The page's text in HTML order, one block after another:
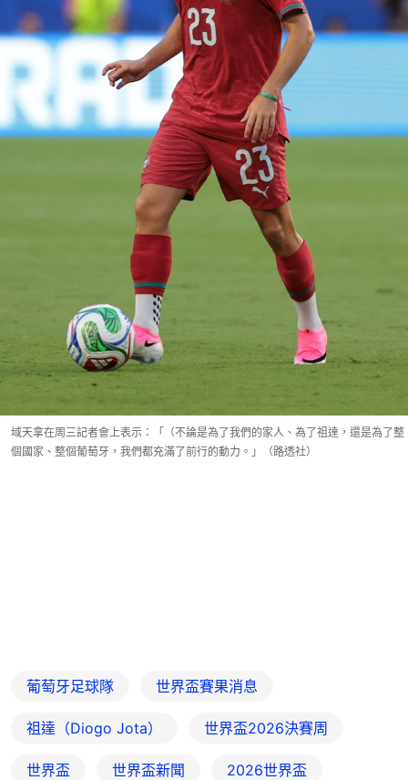
域天拿在周三記者會上表示：「（不論是為了我們的家人、為了祖達，還是為了整
個國家、整個葡萄牙，我們都充滿了前行的動力。」（路透社）
葡萄牙足球隊 世界盃賽果消息
祖達（Diogo Jota） 世界盃2026決賽周
世界盃 世界盃新聞 2026世界盃